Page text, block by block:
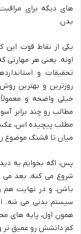
های دیگه برای
بدن.
یکی از نقاط قوت این
اونه. یعنی هر
تحقیقات و
روزترین و بهترین
خیلی واضحه و
مطالب رو چند برابر
مطلب پیچیده اس،
میان تا قشنگ موضوع
پس، اگه بخوایم یه
شروع می کنه، بعد می
باشن، و در نهایت هم
سیستم بدنی می شه.
همون اول، پایه های
کم دانشش رو عمیق تر